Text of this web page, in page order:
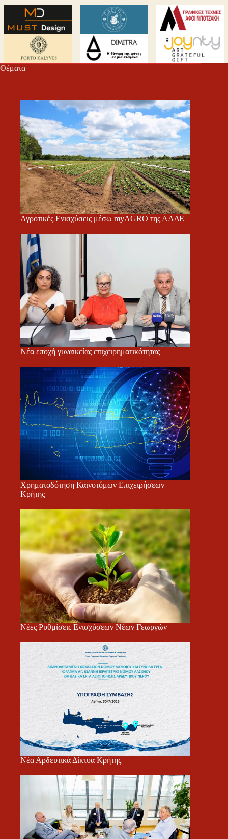
Θέματα
Αγροτικές Ενισχύσεις μέσω myAGRO της ΑΑΔΕ
Νέα εποχή γυναικείας επιχειρηματικότητας
Χρηματοδότηση Καινοτόμων Επιχειρήσεων
Κρήτης
Νέες Ρυθμίσεις Ενισχύσεων Νέων Γεωργών
Νέα Αρδευτικά Δίκτυα Κρήτης